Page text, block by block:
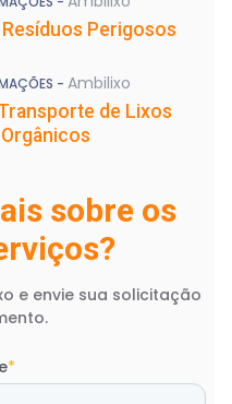
Perigosos
- Ambilixo
de Lixos
Orgânicos
sobre os
e envie sua solicitação
*